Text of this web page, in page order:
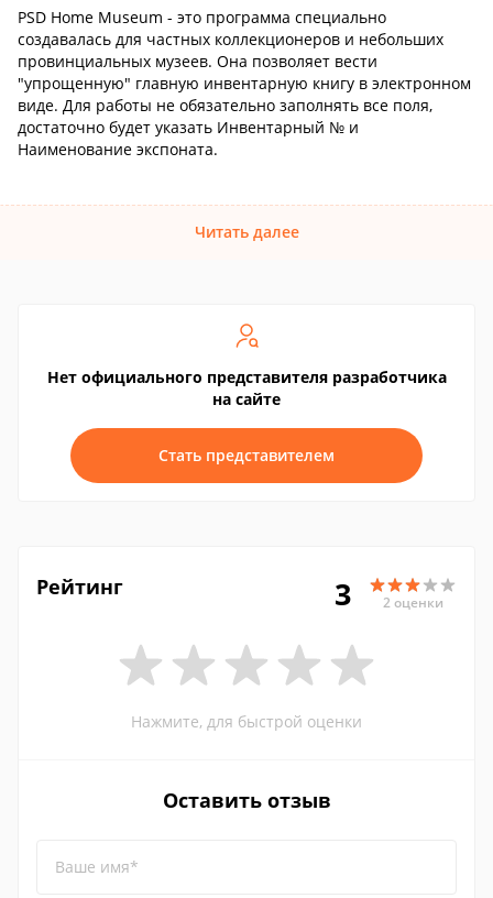
PSD Home Museum - это программа специально
создавалась для частных коллекционеров и небольших
провинциальных музеев. Она позволяет вести
"упрощенную" главную инвентарную книгу в электронном
виде. Для работы не обязательно заполнять все поля,
достаточно будет указать Инвентарный № и
Наименование экспоната.
Читать далее
Нет официального представителя разработчика
на сайте
Стать представителем
Рейтинг 3 2 оценки
Нажмите, для быстрой оценки
Оставить отзыв
Ваше имя*